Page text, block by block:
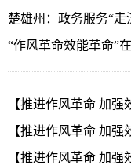
楚雄州：政务服务“
“作风革命效能革命”
【推进作风革命 加
【推进作风革命 加
【推进作风革命 加